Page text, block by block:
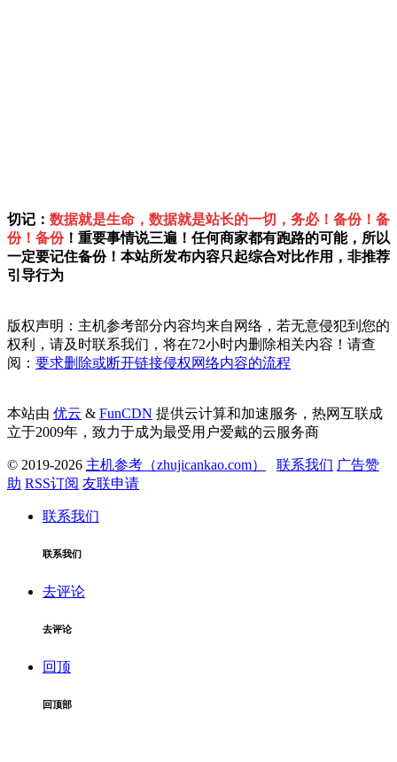
切记： 数据就是生命，数据就是站长的一切，务必！备份！备
份！备份！重要事情说三遍！任何商家都有跑路的可能，所以
一定要记住备份！本站所发布内容只起综合对比作用，非推荐
引导行为
版权声明：主机参考部分内容均来自网络，若无意侵犯到您的
权利，请及时联系我们，将在72小时内删除相关内容！请查
阅： 要求删除或断开链接侵权网络内容的流程
本站由 优云 & FunCDN 提供云计算和加速服务，热网互联成
立于2009年，致力于成为最受用户爱戴的云服务商
© 2019-2026 主机参考（zhujicankao.com） 联系我们 广告赞
助 RSS订阅 友联申请
联系我们
联系我们
去评论
去评论
回顶
回顶部